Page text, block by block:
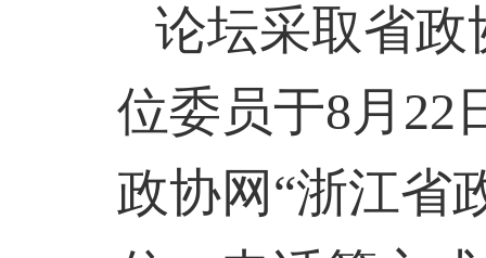
论坛采取省政
位委员于8月 22
政协网“浙江省